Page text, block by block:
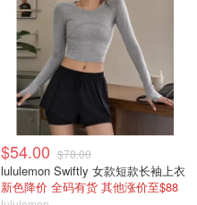
$54.00 $78.00
lululemon Swiftly 女款短款长袖上衣
新色降价 全码有货 其他涨价至$88